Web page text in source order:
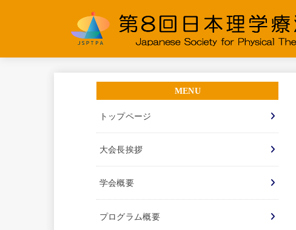
トップページ
大会長挨拶
学会概要
プログラム概要